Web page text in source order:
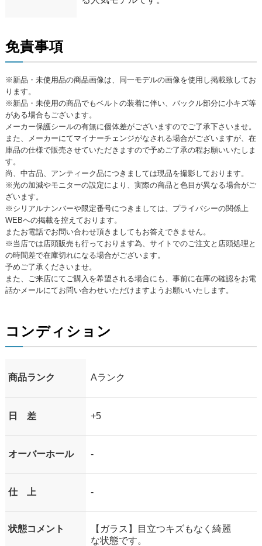
免責事項
※新品・未使用品の商品画像は、同一モデルの画像を使用し掲載致してお
ります。
※新品・未使用の商品でもベルトの装着に伴い、バックル部分に小キズ等
がある場合もございます。
メーカー保護シールの有無に個体差がございますのでご了承下さいませ。
また、メーカーにてマイナーチェンジがなされる場合がございますが、在
庫品の仕様で販売させていただきますので予めご了承の程お願いいたしま
す。
尚、中古品、アンティーク品につきましては現品を撮影しております。
※光の加減やモニターの設定により、実際の商品と色目が異なる場合がご
ざいます。
※シリアルナンバーや限定番号につきましては、プライバシーの関係上
WEBへの掲載を控えております。
またお電話でお問い合わせ頂きましてもお答えできません。
※当店では店頭販売も行っております為、サイトでのご注文と店頭処理と
の時間差で在庫切れになる場合がございます。
予めご了承くださいませ。
また、ご来店にてご購入を希望される場合にも、事前に在庫の確認をお電
話かメールにてお問い合わせいただけますようお願いいたします。
コンディション
商品ランク Aランク
日 差 +5
オーバーホール -
仕 上 -
状態コメント
【ガラス】目立つキズもなく綺麗
な状態です。